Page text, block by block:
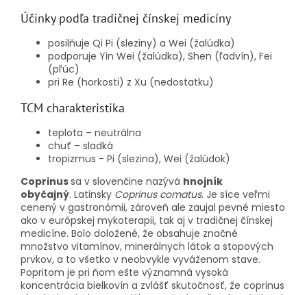
Účinky podľa tradičnej čínskej medicíny
posilňuje Qi Pi (sleziny) a Wei (žalúdka)
podporuje Yin Wei (žalúdka), Shen (ľadvín), Fei
(pľúc)
pri Re (horkosti) z Xu (nedostatku)
TCM charakteristika
teplota – neutrálna
chuť – sladká
tropizmus - Pi (slezina), Wei (žalúdok)
Coprinussa v slovenčine nazývá hnojník
obyčajný. Latinsky Coprinus comatus. Je síce veľmi
cenený v gastronómii, zároveň ale zaujal pevné miesto
ako v európskej mykoterapii, tak aj v tradičnej čínskej
medicíne. Bolo doložené, že obsahuje značné
množstvo vitamínov, minerálnych látok a stopových
prvkov, a to všetko v neobvykle vyváženom stave.
Popritom je pri ňom ešte významná vysoká
koncentrácia bielkovín a zvlášť skutočnosť, že coprinus